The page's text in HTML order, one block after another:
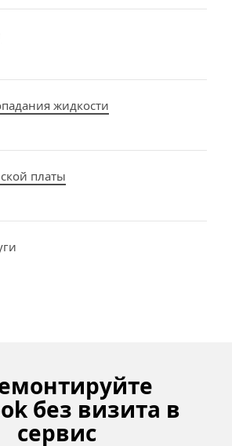
жидкости
платы
без визита в
сервис